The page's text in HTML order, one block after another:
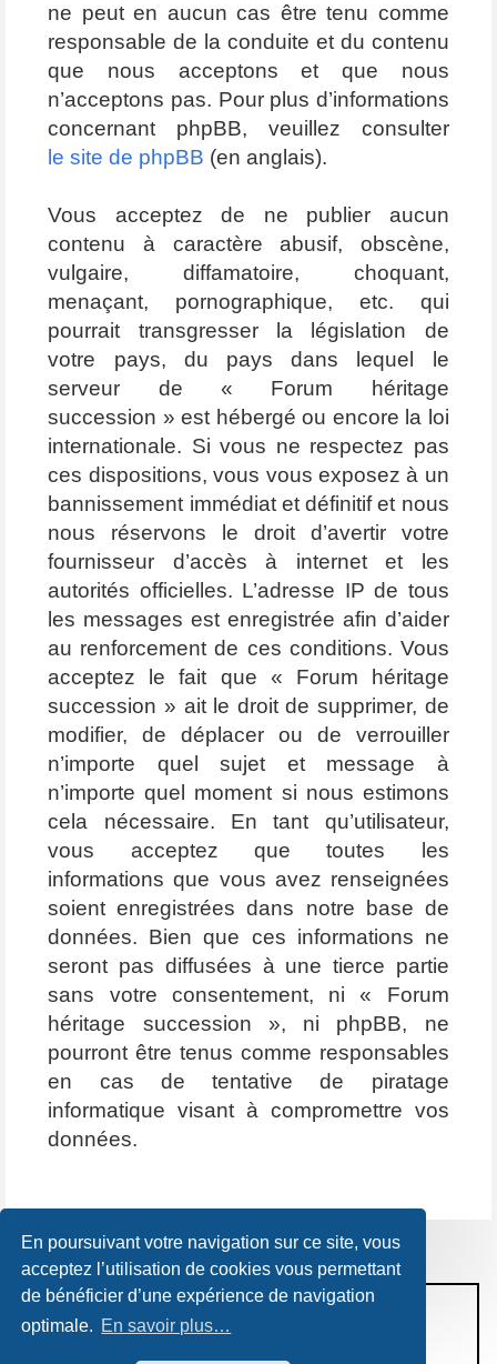
En poursuivant votre navigation sur ce site, vous
acceptez l’utilisation de cookies vous permettant
de bénéficier d’une expérience de navigation
optimale. En savoir plus…
ne peut en aucun cas être tenu comme
responsable de la conduite et du contenu
que nous acceptons et que nous
n’acceptons pas. Pour plus d’informations
concernant phpBB, veuillez consulter
le site de phpBB (en anglais).
Vous acceptez de ne publier aucun
contenu à caractère abusif, obscène,
vulgaire, diffamatoire, choquant,
menaçant, pornographique, etc. qui
pourrait transgresser la législation de
votre pays, du pays dans lequel le
serveur de « Forum héritage
succession » est hébergé ou encore la loi
internationale. Si vous ne respectez pas
ces dispositions, vous vous exposez à un
bannissement immédiat et définitif et nous
nous réservons le droit d’avertir votre
fournisseur d’accès à internet et les
autorités officielles. L’adresse IP de tous
les messages est enregistrée afin d’aider
au renforcement de ces conditions. Vous
acceptez le fait que « Forum héritage
succession » ait le droit de supprimer, de
modifier, de déplacer ou de verrouiller
n’importe quel sujet et message à
n’importe quel moment si nous estimons
cela nécessaire. En tant qu’utilisateur,
vous acceptez que toutes les
informations que vous avez renseignées
soient enregistrées dans notre base de
données. Bien que ces informations ne
seront pas diffusées à une tierce partie
sans votre consentement, ni « Forum
héritage succession », ni phpBB, ne
pourront être tenus comme responsables
en cas de tentative de piratage
informatique visant à compromettre vos
données.
CONDITIONS D’UTILISATION
POLITIQUE DE VIE PRIVÉE